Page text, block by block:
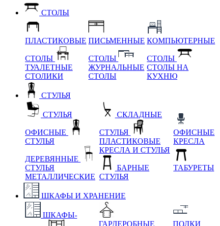
СТОЛЫ
ПЛАСТИКОВЫЕ
СТОЛЫ
ТУАЛЕТНЫЕ
СТОЛИКИ
ПИСЬМЕННЫЕ
СТОЛЫ
ЖУРНАЛЬНЫЕ
СТОЛЫ
КОМПЬЮТЕРНЫЕ
СТОЛЫ
СТОЛЫ НА
КУХНЮ
СТУЛЬЯ
СТУЛЬЯ
ОФИСНЫЕ
СТУЛЬЯ
ДЕРЕВЯННЫЕ
СТУЛЬЯ
МЕТАЛЛИЧЕСКИЕ
СКЛАДНЫЕ
СТУЛЬЯ
ПЛАСТИКОВЫЕ
КРЕСЛА И СТУЛЬЯ
БАРНЫЕ
СТУЛЬЯ
ОФИСНЫЕ
КРЕСЛА
ТАБУРЕТЫ
ШКАФЫ И ХРАНЕНИЕ
ШКАФЫ-
ГАРДЕРОБНЫЕ
ПОЛКИ